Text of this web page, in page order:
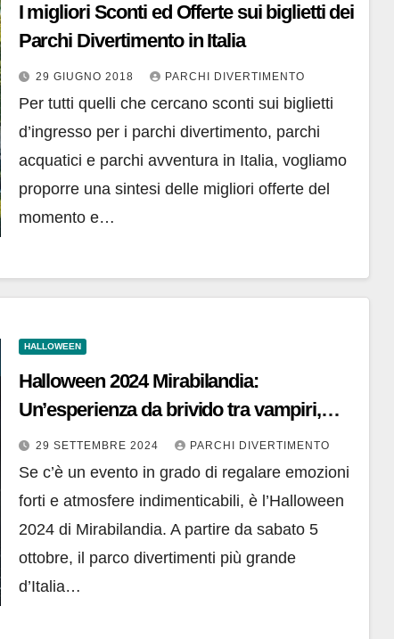
I migliori Sconti ed Offerte sui biglietti dei
Parchi Divertimento in Italia
29 GIUGNO 2018 PARCHI DIVERTIMENTO
Per tutti quelli che cercano sconti sui biglietti
d’ingresso per i parchi divertimento, parchi
acquatici e parchi avventura in Italia, vogliamo
proporre una sintesi delle migliori offerte del
momento e…
HALLOWEEN
Halloween 2024 Mirabilandia:
Un’esperienza da brivido tra vampiri,
zombie e magiche avventure
29 SETTEMBRE 2024 PARCHI DIVERTIMENTO
Se c’è un evento in grado di regalare emozioni
forti e atmosfere indimenticabili, è l’Halloween
2024 di Mirabilandia. A partire da sabato 5
ottobre, il parco divertimenti più grande
d’Italia…